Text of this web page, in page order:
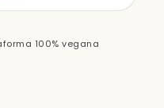
100% vegana